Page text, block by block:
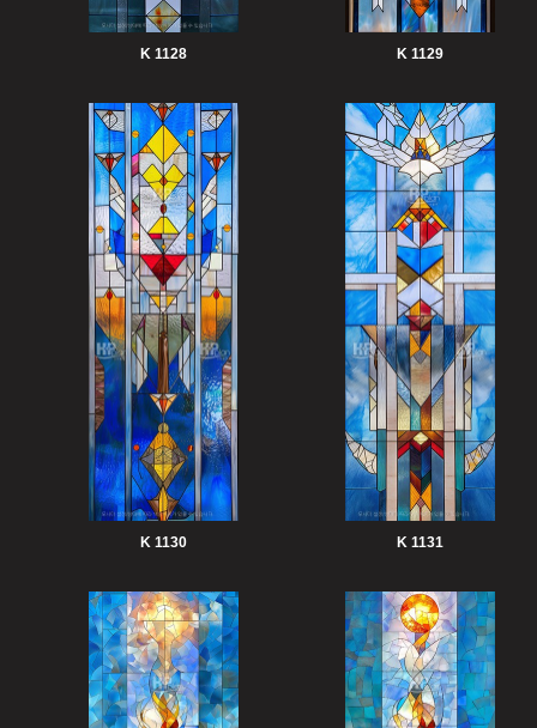
K 1128 K 1129
K 1130 K 1131